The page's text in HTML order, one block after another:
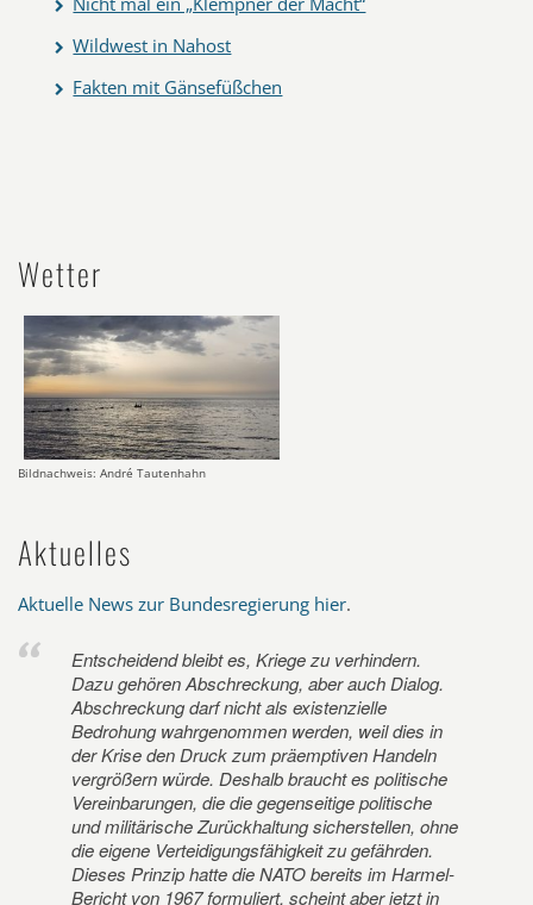
Wildwest in Nahost
Fakten mit Gänsefüßchen
Wetter
Bildnachweis: André Tautenhahn
Aktuelles
Aktuelle News zur Bundesregierung hier.
Entscheidend bleibt es, Kriege zu verhindern.
Dazu gehören Abschreckung, aber auch Dialog.
Abschreckung darf nicht als existenzielle
Bedrohung wahrgenommen werden, weil dies in
der Krise den Druck zum präemptiven Handeln
vergrößern würde. Deshalb braucht es politische
Vereinbarungen, die die gegenseitige politische
und militärische Zurückhaltung sicherstellen, ohne
die eigene Verteidigungsfähigkeit zu gefährden.
Dieses Prinzip hatte die NATO bereits im Harmel-
Bericht von 1967 formuliert, scheint aber jetzt in